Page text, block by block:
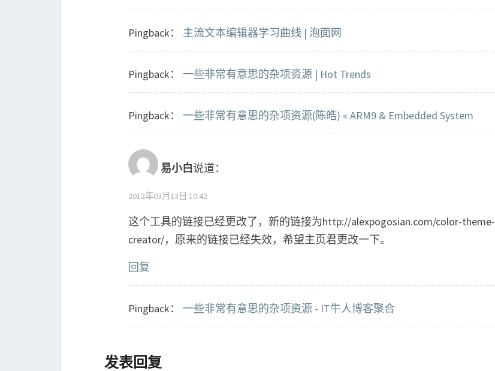
Pingback： 主流文本编辑器学习曲线 | 泡面网
Pingback： 一些非常有意思的杂项资源 | Hot Trends
Pingback： 一些非常有意思的杂项资源(陈皓) « ARM9 & Embedded System
易小白说道：
2012年03月13日 10:42
这个工具的链接已经更改了，新的链接为http://alexpogosian.com/color-theme-
creator/，原来的链接已经失效，希望主页君更改一下。
回复
Pingback： 一些非常有意思的杂项资源 - IT牛人博客聚合
发表回复